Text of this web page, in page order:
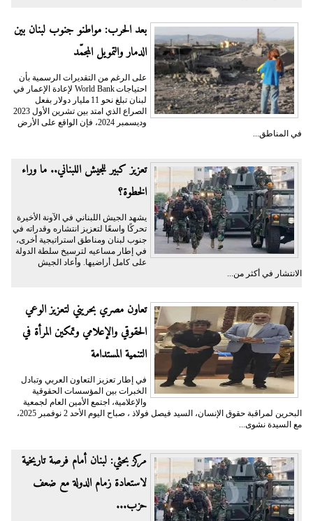
بعد الحرب: مواطنو جنوب لبنان بين
الدمار والتمويل المجمّد
على الرغم من التقديرات الرسمية بأن
احتياجات World Bank لإعادة الإعمار في
لبنان تبلغ نحو 11 مليار دولار بفعل
الصراع الذي امتد بين تشرين الأول 2023
وديسمبر 2024، فإن الواقع على الأرض
في المناطق...
تعزيز كبير للجيش اللبناني.. ما وراء
الخطوة؟
يشهد الجيش اللبناني في الآونة الأخيرة
تحركًا واسعًا لتعزيز انتشاره وقدراته في
جنوب لبنان ومناطق استراتيجية أخرى،
في إطار مساعيه لترسيخ سلطة الدولة
على كامل أراضيها. وأعاد الجيش
الانتشار في أكثر من...
تعاون مصري بحريني لتعزيز الوعي
الحقوقي والإعلامي وتمكين المرأة في
التنمية المستدامة
في إطار تعزيز التعاون العربي وتبادل
الخبرات بين المؤسسات الحقوقية
والإعلامية، اجتمع الأمين العام لجمعية
البحرين لمراقبة حقوق الإنسان، السيد فيصل فولاذ ، صباح اليوم الأحد 2 نوفمبر 2025،
مع السيدة نشوى...
مركز بحثي: لبنان أمام فرصة تاريخية
لاستعادة زمام الدولة مع ضعف
حزب...